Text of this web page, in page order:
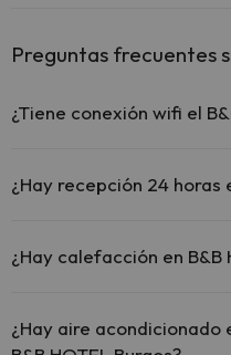
Preguntas frecuentes
¿Tiene conexión wifi el
El B&B HOTEL Burgos
¿Hay recepción 24 horas
¿Hay calefacción en B&B
¿Hay aire acondicionado